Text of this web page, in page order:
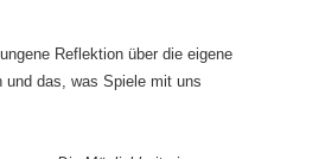
Reflektion über die eigene
und das, was Spiele mit uns